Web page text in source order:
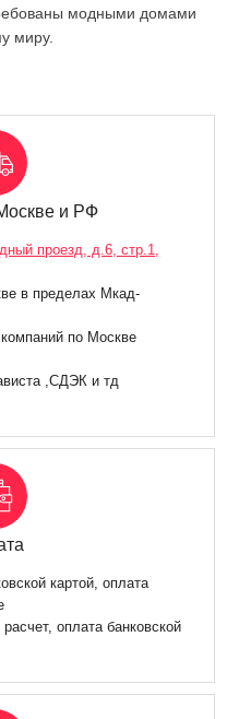
модными домами
миру.
и РФ
проезд, д.6, стр.1,
в пределах Мкад-
по Москве
,СДЭК и тд
картой, оплата
оплата банковской